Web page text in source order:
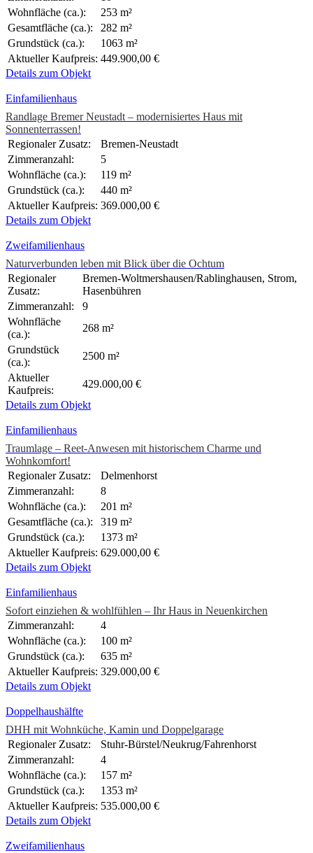
Wohnfläche (ca.):
253 m²
Gesamtfläche (ca.):
282 m²
Grundstück (ca.):
1063 m²
Aktueller Kaufpreis: 449.900,00 €
Details zum Objekt
Einfamilienhaus
Randlage Bremer Neustadt – modernisiertes Haus mit
Sonnenterrassen!
Regionaler Zusatz:
Bremen-Neustadt
Zimmeranzahl:
5
Wohnfläche (ca.):
119 m²
Grundstück (ca.):
440 m²
Aktueller Kaufpreis: 369.000,00 €
Details zum Objekt
Zweifamilienhaus
Naturverbunden leben mit Blick über die Ochtum
Regionaler
Zusatz:
Bremen-Woltmershausen/Rablinghausen, Strom,
Hasenbühren
Zimmeranzahl:
9
Wohnfläche
(ca.):
268 m²
Grundstück
(ca.):
2500 m²
Aktueller
Kaufpreis:
429.000,00 €
Details zum Objekt
Einfamilienhaus
Traumlage – Reet-Anwesen mit historischem Charme und
Wohnkomfort!
Regionaler Zusatz:
Delmenhorst
Zimmeranzahl:
8
Wohnfläche (ca.):
201 m²
Gesamtfläche (ca.):
319 m²
Grundstück (ca.):
1373 m²
Aktueller Kaufpreis: 629.000,00 €
Details zum Objekt
Einfamilienhaus
Sofort einziehen & wohlfühlen – Ihr Haus in Neuenkirchen
Zimmeranzahl:
4
Wohnfläche (ca.):
100 m²
Grundstück (ca.):
635 m²
Aktueller Kaufpreis: 329.000,00 €
Details zum Objekt
Doppelhaushälfte
DHH mit Wohnküche, Kamin und Doppelgarage
Regionaler Zusatz:
Stuhr-Bürstel/Neukrug/Fahrenhorst
Zimmeranzahl:
4
Wohnfläche (ca.):
157 m²
Grundstück (ca.):
1353 m²
Aktueller Kaufpreis: 535.000,00 €
Details zum Objekt
Zweifamilienhaus